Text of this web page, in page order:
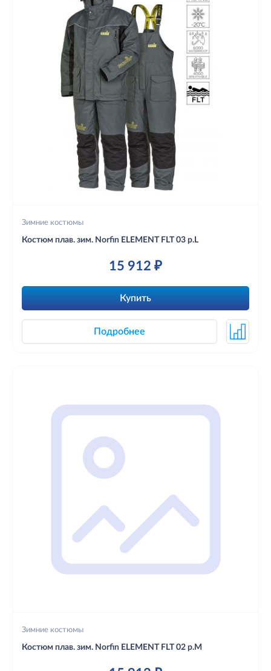
Зимние костюмы
Костюм плав. зим. Norfin ELEMENT FLT 03 р.L
15 912 ₽
Купить
Подробнее
Зимние костюмы
Костюм плав. зим. Norfin ELEMENT FLT 02 р.M